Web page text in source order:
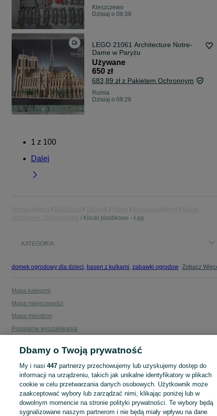
Kleszczewo
Dzisiaj o 09:39
LEGO 21061 Architecture Notre-
Dame w Paryżu
Używane
650 zł
683,89 zł z Pakietem Ochronnym
Rumia
Dzisiaj o 09:29
1 z 100
Dalej
Klocki plastikowe - Łęg
KATEGORIA
domek ogrodowy dla dzieci, basen z kulkami, zabawki ogrodowe ,zabawki
Zobacz
Mapa kategorii
Mapa miejscowości
Mapa ministron
Popularne wyszukiwania
Dbamy o Twoją prywatność
My i nasi447 partnerzy przechowujemy lub uzyskujemy dostęp do
informacji na urządzeniu, takich jak unikalne identyfikatory w plikach
cookie w celu przetwarzania danych osobowych. Użytkownik może
zaakceptować wybory lub zarządzać nimi, klikając poniżej lub w
dowolnym momencie na stronie polityki prywatności. Te wybory będą
sygnalizowane naszym partnerom i nie będą miały wpływu na dane